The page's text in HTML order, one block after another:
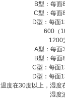
B型：每面
C型：每面
D型：每面
600（
1200
A型：每面3
B型：每面
C型：每面
D型：每面
温度在30度以上，湿度
湿度